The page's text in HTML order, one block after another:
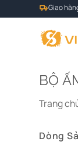
qua
Giao
BỘ
Trang
Dòng